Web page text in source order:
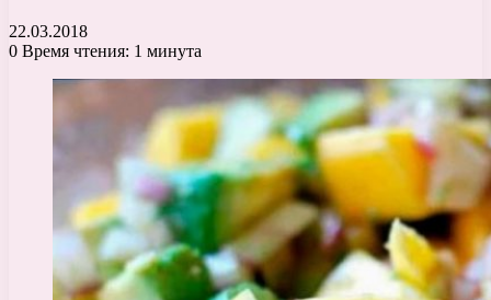
22.03.2018
0 Время чтения: 1 минута